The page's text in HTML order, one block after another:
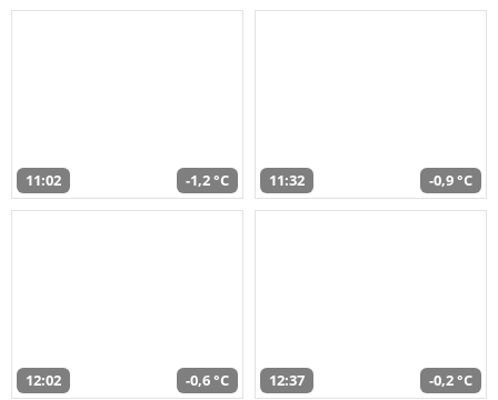
11:02 -1,2 °C 11:32 -0,9 °C
12:02 -0,6 °C 12:37 -0,2 °C